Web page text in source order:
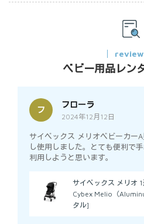
ベビー用品レン
フ
フローラ
2024年12月12日
サイベックス メリオベビーカー
し使用しました。とても便利で
利用しようと思います。
サイベックス メリオ
Cybex Melio（
タル]